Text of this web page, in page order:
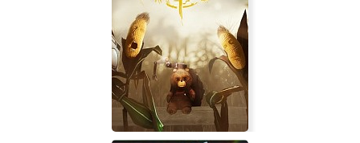
Night of the Consumers